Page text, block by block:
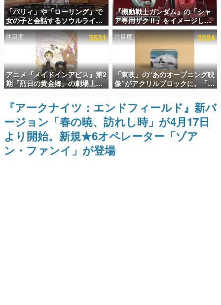
アプリセール情報
インタビュー
連載・特集一覧
殿堂入り記事
SNS拡散数が数千以上！ ページビュー数万以上！ などな
ど。多くの人々に読まれた、電ファミ渾身の“殿堂入り”記
事をまとめました。
ゲームの企画書
名作ゲームクリエイターの方々に製作時のエピソードをお
聞きし、ヒットする企画（ゲーム）とは何か？を探ってい
きます。
赫本
この物語を解いてはいけない。『赫本』は、〈試験問題〉
「パリィ」や「ローリング」で
女の子と会話するソウルライク
恋愛ゲーム『小早川さんはソウ
ルライク』無料公開。返事に失
敗すると「YOU DIED」
『機動戦士ガンダム』の「シャ
ア専用ザクⅡ」をイメージした
散水ホースリールが予約開始。
本体にはシャアのパーソナルマ
ークやジオン公国軍のエンブレ
ム、型式番号などを配置
注目度 3531
アニメ『メイドインアビス』第2
期「烈日の黄金郷」の劇場上映
が決定！レグ役・伊瀬茉莉也さ
んらが登壇する舞台挨拶も実施
注目度 2024
「東映」の“あのオープニング映
像”がアクリルブロックに。「東
映ヒストリカル グッズコレクシ
ョン」が8月下旬より発売
『アークナイツ：エンドフィールド』新バ
ージョン「春の暁、訪れし時」が4月17日
より開始。新規★6オペレーター「ゾア
ン・ファンイ」が登場